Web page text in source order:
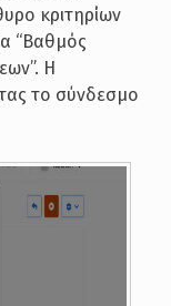
κριτηρίων
“Βαθμός
Η
το σύνδεσμο